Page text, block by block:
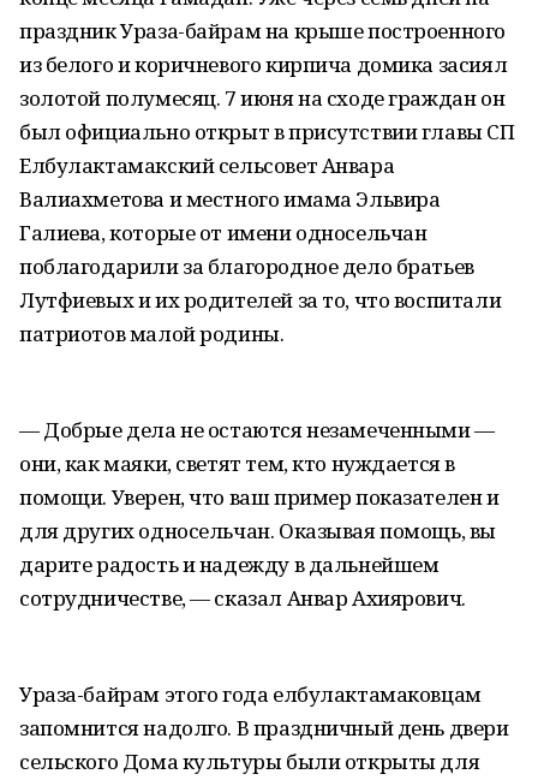
праздник Ураза-байрам на крыше построенного
из белого и коричневого кирпича домика засиял
золотой полумесяц. 7 июня на сходе граждан он
был официально открыт в присутствии главы СП
Елбулактамакский сельсовет Анвара
Валиахметова и местного имама Эльвира
Галиева, которые от имени односельчан
поблагодарили за благородное дело братьев
Лутфиевых и их родителей за то, что воспитали
патриотов малой родины.
— Добрые дела не остаются незамеченными —
они, как маяки, светят тем, кто нуждается в
помощи. Уверен, что ваш пример показателен и
для других односельчан. Оказывая помощь, вы
дарите радость и надежду в дальнейшем
сотрудничестве, — сказал Анвар Ахиярович.
Ураза-байрам этого года елбулактамаковцам
запомнится надолго. В праздничный день двери
сельского Дома культуры были открыты для